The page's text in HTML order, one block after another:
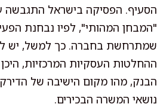
הסעיף. הפסיקה בישראל התגבשה
"המבחן המהותי", לפיו נבחנת
שמתרחשת בחברה. כך למשל, יש
ההחלטות העסקיות המרכזיות,
הבנק, מהו מקום הישיבה של
נושאי המשרה הבכירים.